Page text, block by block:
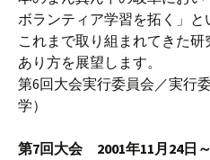
ボランティア学習を拓く」と
これまで取り組まれてきた
あり方を展望します。
第6回大会実行委員会／実行
学）
第7回大会 2001年11月24